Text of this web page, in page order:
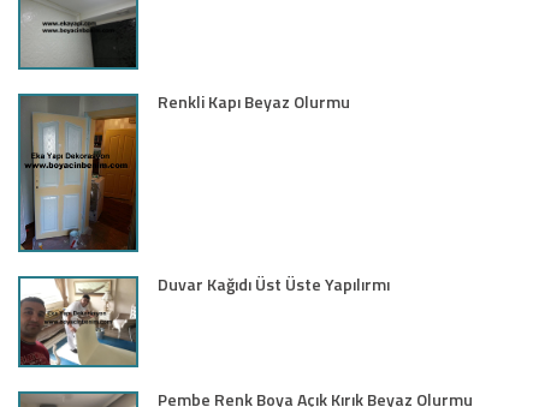
Renkli Kapı Beyaz Olurmu
Duvar Kağıdı Üst Üste Yapılırmı
Pembe Renk Boya Açık Kırık Beyaz Olurmu